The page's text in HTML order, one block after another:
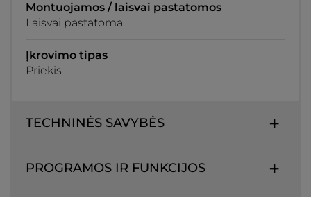
Montuojamos / laisvai pastatomos
Laisvai pastatoma
Įkrovimo tipas
Priekis
TECHNINĖS SAVYBĖS
PROGRAMOS IR FUNKCIJOS